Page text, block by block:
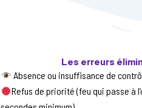
Les erreurs
Absence ou insuffisance de
Refus de priorité (feu qui passe à